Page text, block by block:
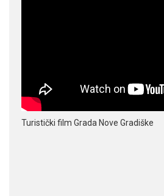
Turistički film Grada Nove Gradiške